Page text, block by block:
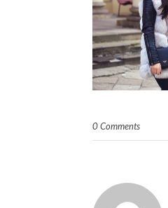
0 Comments